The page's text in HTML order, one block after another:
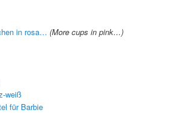
in rosa… (More cups in pink…)
weiß
für Barbie